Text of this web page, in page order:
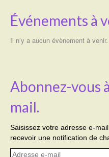
Événements à
Il n’y a aucun évènement à venir.
Abonnez-vous
mail.
Saisissez votre adresse e-
recevoir une notification de
Adresse